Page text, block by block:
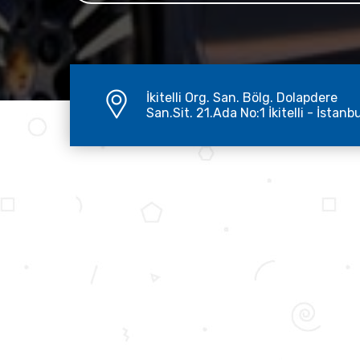
İkitelli Org. San. Bölg. Dolapdere
San.Sit. 21.Ada No:1 İkitelli -